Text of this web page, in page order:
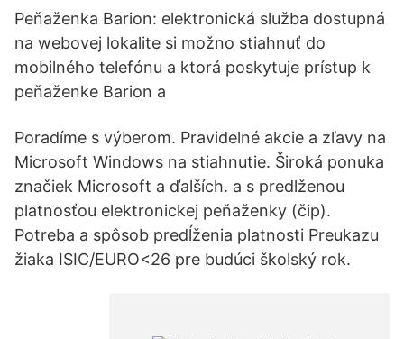
Peňaženka Barion: elektronická služba dostupná
na webovej lokalite si možno stiahnuť do
mobilného telefónu a ktorá poskytuje prístup k
peňaženke Barion a
Poradíme s výberom. Pravidelné akcie a zľavy na
Microsoft Windows na stiahnutie. Široká ponuka
značiek Microsoft a ďalších. a s predlženou
platnosťou elektronickej peňaženky (čip).
Potreba a spôsob predĺženia platnosti Preukazu
žiaka ISIC/EURO<26 pre budúci školský rok.